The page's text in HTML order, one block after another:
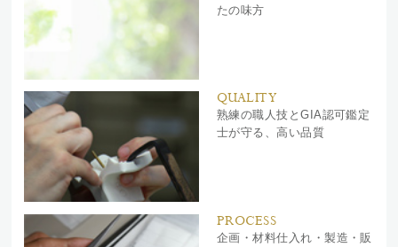
たの味方
QUALITY
熟練の職人技とGIA認可鑑定
士が守る、高い品質
PROCESS
企画・材料仕入れ・製造・販